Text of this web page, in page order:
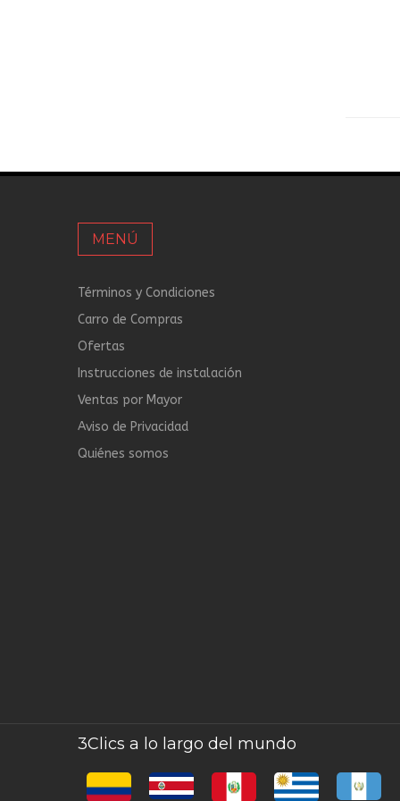
MENÚ
Términos y Condiciones
Carro de Compras
Ofertas
Instrucciones de instalación
Ventas por Mayor
Aviso de Privacidad
Quiénes somos
3Clics a lo largo del mundo